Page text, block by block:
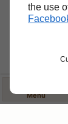
the use
Menu